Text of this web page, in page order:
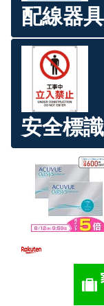
配線器
安全標